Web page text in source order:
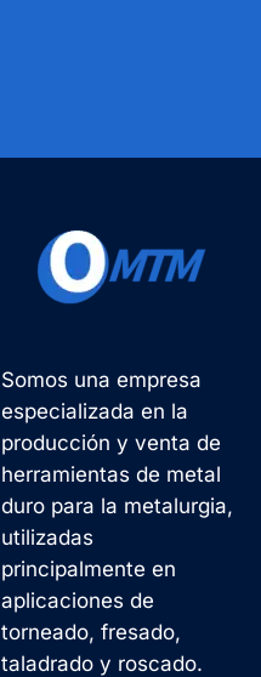
Somos una empresa
especializada en la
producción y venta de
herramientas de metal
duro para la metalurgia,
utilizadas
principalmente en
aplicaciones de
torneado, fresado,
taladrado y roscado.